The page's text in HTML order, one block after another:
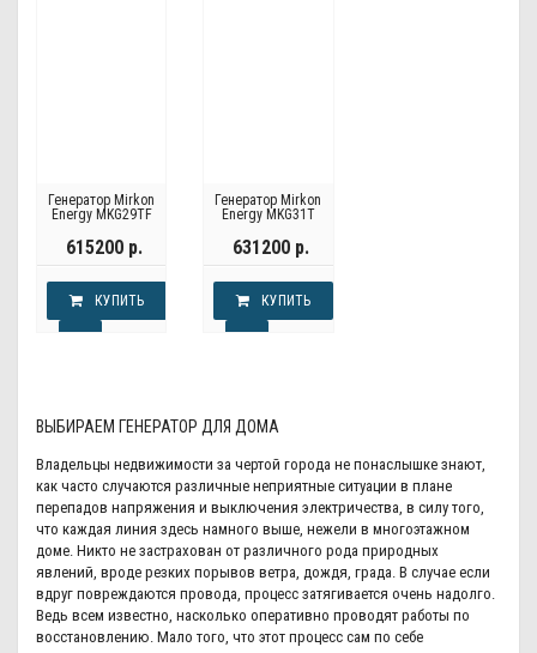
Генератор Mirkon
Energy MKG29TF
615200 р.
КУПИТЬ
Генератор Mirkon
Energy MKG31T
631200 р.
КУПИТЬ
ВЫБИРАЕМ ГЕНЕРАТОР ДЛЯ ДОМА
Владельцы недвижимости за чертой города не понаслышке знают,
как часто случаются различные неприятные ситуации в плане
перепадов напряжения и выключения электричества, в силу того,
что каждая линия здесь намного выше, нежели в многоэтажном
доме. Никто не застрахован от различного рода природных
явлений, вроде резких порывов ветра, дождя, града. В случае если
вдруг повреждаются провода, процесс затягивается очень надолго.
Ведь всем известно, насколько оперативно проводят работы по
восстановлению. Мало того, что этот процесс сам по себе